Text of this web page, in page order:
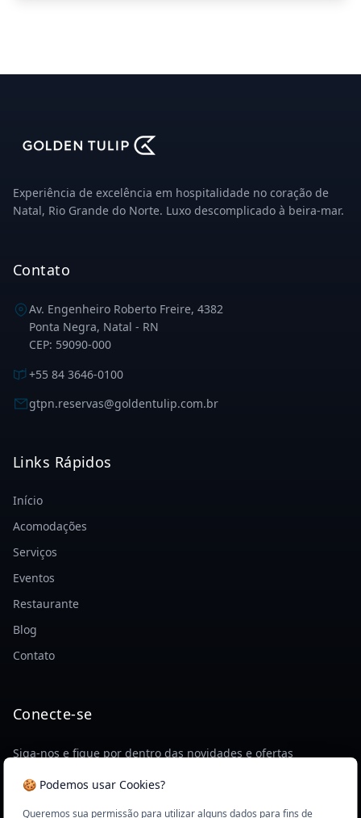
Experiência de excelência em hospitalidade no coração de
Natal, Rio Grande do Norte. Luxo descomplicado à beira-mar.
Contato
Av. Engenheiro Roberto Freire, 4382
Ponta Negra, Natal - RN
CEP: 59090-000
+55 84 3646-0100
gtpn.reservas@goldentulip.com.br
Links Rápidos
Início
Acomodações
Serviços
Eventos
Restaurante
Blog
Contato
Conecte-se
Siga-nos e fique por dentro das novidades e ofertas
🍪 Podemos usar Cookies?
Queremos sua permissão para utilizar alguns dados para fins de